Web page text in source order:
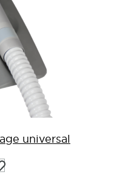
universal